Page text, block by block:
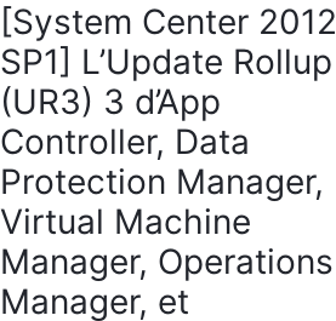
[System Center 2012
SP1] L’Update Rollup
(UR3) 3 d’App
Controller, Data
Protection Manager,
Virtual Machine
Manager, Operations
Manager, et